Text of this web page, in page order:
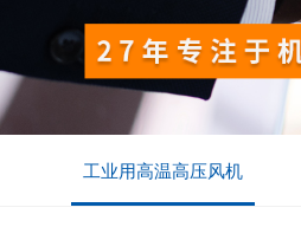
工业用高温高压风机